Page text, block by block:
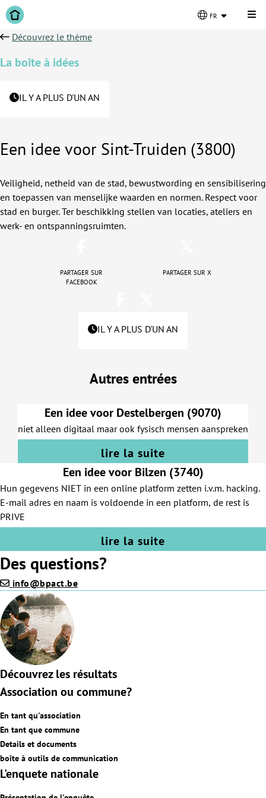
fr
Découvrez le thème
La boîte à idées
IL Y A PLUS D'UN AN
Een idee voor Sint-Truiden (3800)
Veiligheid, netheid van de stad, bewustwording en sensibilisering
en toepassen van menselijke waarden en normen. Respect voor
stad en burger. Ter beschikking stellen van locaties, ateliers en
werk- en ontspanningsruimten.
Partager sur
Facebook
Partager sur X
IL Y A PLUS D'UN AN
Autres entrées
Een idee voor Destelbergen (9070)
niet alleen digitaal maar ook fysisch mensen aanspreken
lire la suite
Een idee voor Bilzen (3740)
Hun gegevens NIET in een online platform zetten i.v.m. hacking.
E-mail adres en naam is voldoende in een platform, de rest is
PRIVE
lire la suite
Des questions?
info@bpact.be
Découvrez les résultats
Association ou commune?
En tant qu'association
En tant que commune
Details et documents
boîte à outils de communication
L'enquete nationale